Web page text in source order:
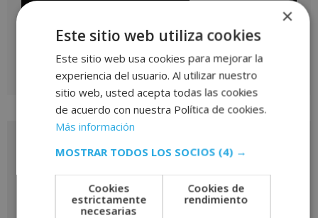
Solicita más información
de
este curso
×
Este sitio web utiliza cookies
Este sitio web usa cookies para mejorar la
experiencia del usuario. Al utilizar nuestro
sitio web, usted acepta todas las cookies
de acuerdo con nuestra Política de cookies.
Más información
MOSTRAR TODOS LOS SOCIOS (4) →
Cookies
estrictamente
necesarias
Cookies de
rendimiento